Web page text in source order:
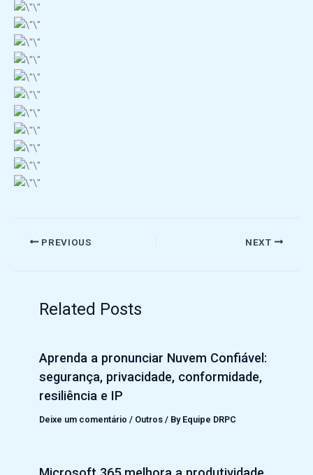
PREVIOUS NEXT
Related Posts
Aprenda a pronunciar Nuvem Confiável:
segurança, privacidade, conformidade,
resiliência e IP
Deixe um comentário / Outros / By Equipe DRPC